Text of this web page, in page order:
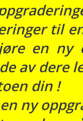
til
en ny
av dere
din !
ny